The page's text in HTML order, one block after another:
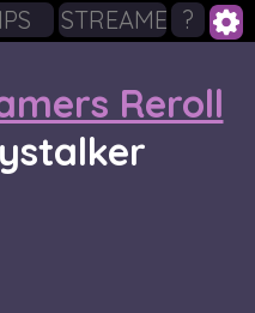
STREAMERS
?
Reroll